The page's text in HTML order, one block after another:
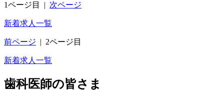
1ページ目 | 次ページ
新着求人一覧
前ページ | 2ページ目
新着求人一覧
歯科医師の皆さま